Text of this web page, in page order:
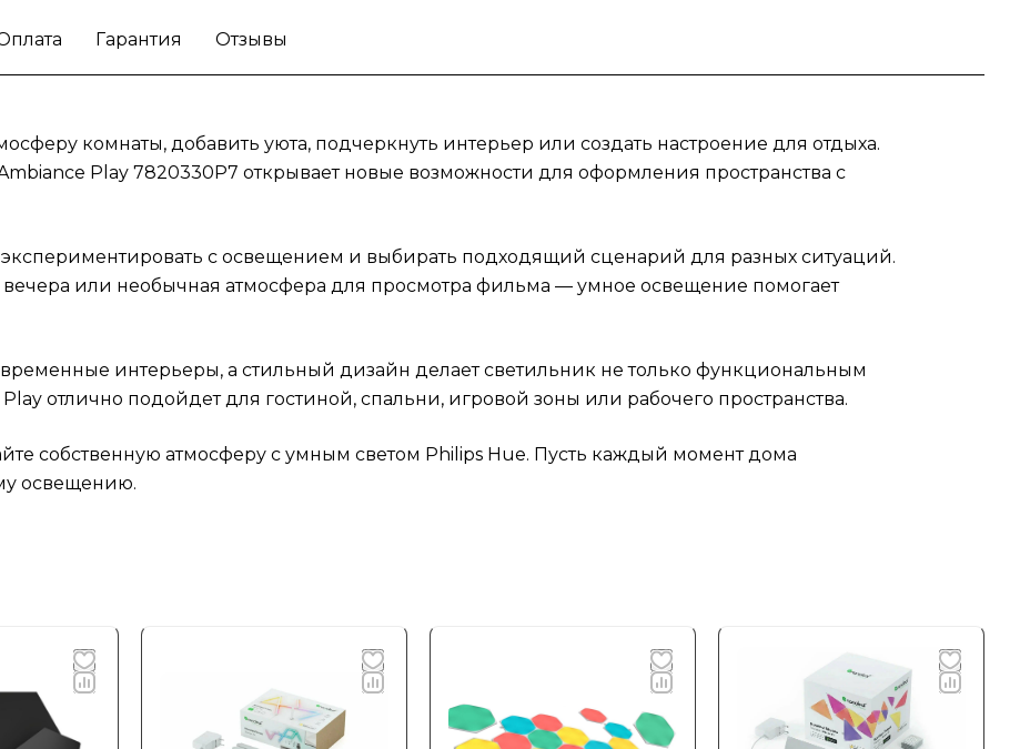
благодаря правильному освещению.
Гарантия Отзывы
комнаты, добавить уюта, подчеркнуть интерьер или создать настроение для отдыха.
Play 7820330P7 открывает новые возможности для оформления пространства с
экспериментировать с освещением и выбирать подходящий сценарий для разных ситуаций.
вечера или необычная атмосфера для просмотра фильма — умное освещение помогает
интерьеры, а стильный дизайн делает светильник не только функциональным
отлично подойдет для гостиной, спальни, игровой зоны или рабочего пространства.
собственную атмосферу с умным светом Philips Hue. Пусть каждый момент дома
освещению.